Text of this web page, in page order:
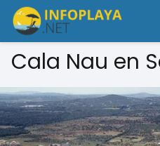
Cala Nau en